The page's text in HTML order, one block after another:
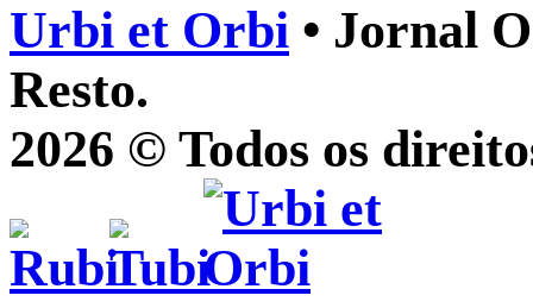
Urbi et Orbi • Jornal
Resto.
2026 © Todos os